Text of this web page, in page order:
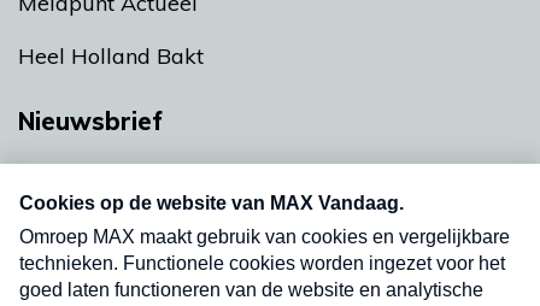
Heel Holland Bakt
Nieuwsbrief
nieuwsbrief. Elke vrijdag- en dinsdagochtend in
uw mailbox.
Verzend